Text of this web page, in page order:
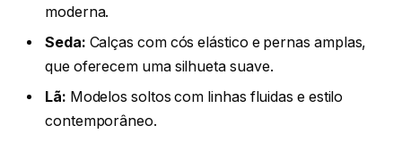
moderna.
Seda: Calças com cós elástico e pernas amplas,
que oferecem uma silhueta suave.
Lã: Modelos soltos com linhas fluidas e estilo
contemporâneo.